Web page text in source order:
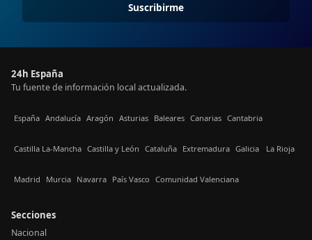
Suscribirme
24h España
Tu fuente de información local actualizada.
España Andalucía Aragón Asturias Baleares Canarias Cantabria
Castilla La-Mancha Castilla y León Cataluña Extremadura Galicia La Rioja
Madrid Murcia Navarra País Vasco Comunidad Valenciana
Secciones
Nacional